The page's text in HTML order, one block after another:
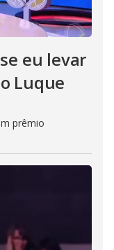
eu levar
Luque
prêmio